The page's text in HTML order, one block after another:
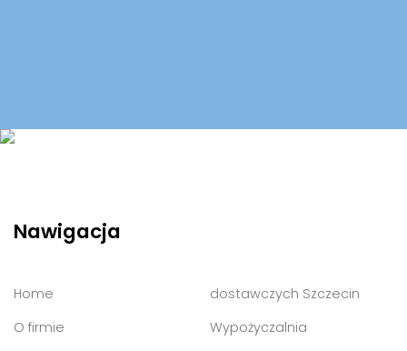
Nawigacja
Home
O firmie
dostawczych Szczecin
Wypożyczalnia